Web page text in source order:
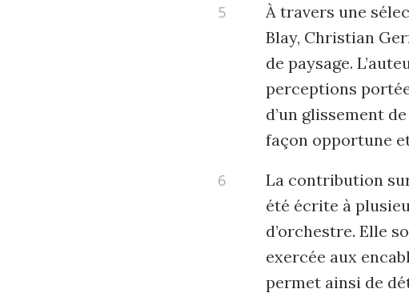
À travers une
Blay, Christian
de paysage.
perceptions
d’un glissement
façon opportune
La contribution
été écrite à
d’orchestre. Elle
exercée aux
permet ainsi de